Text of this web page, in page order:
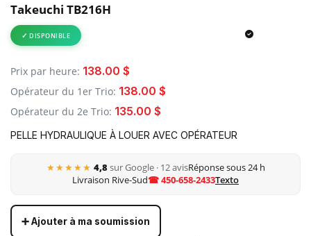
Takeuchi TB216H
DISPONIBLE
Prix par heure: 138.00 $
Opérateur du 1er Trio: 138.00 $
Opérateur du 2e Trio: 135.00 $
PELLE HYDRAULIQUE À LOUER AVEC OPÉRATEUR
★★★★★ 4,8 sur Google · 12 avisRéponse sous 24 h
Livraison Rive-Sud☎ 450-658-2433Texto
➕ Ajouter à ma soumission